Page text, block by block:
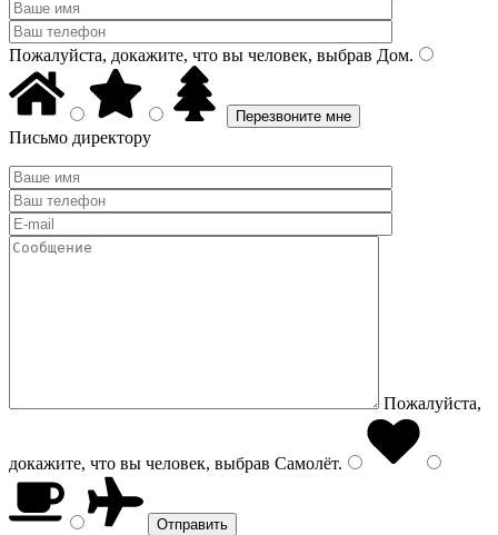
Пожалуйста, докажите, что вы человек, выбрав Дом.
Письмо директору
Пожалуйста,
докажите, что вы человек, выбрав Самолёт.